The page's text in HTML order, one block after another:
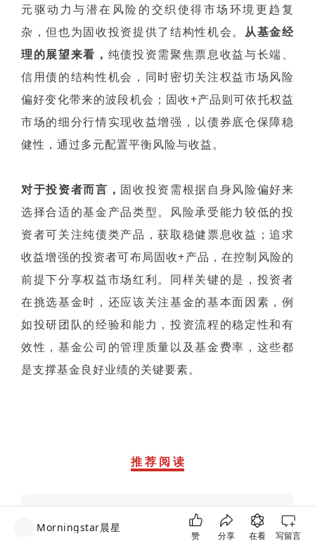
元驱动力与潜在风险的交织使得市场环境更趋复
杂，但也为固收投资提供了结构性机会。 从基金经
理的展望来看， 纯债投资需聚焦票息收益与长端、
信用债的结构性机会，同时密切关注权益市场风险
偏好变化带来的波段机会；固收+产品则可依托权益
市场的细分行情实现收益增强，以债券底仓保障稳
健性，通过多元配置平衡风险与收益。
对于投资者而言， 固收投资需根据自身风险偏好来
选择合适的基金产品类型。风险承受能力较低的投
资者可关注纯债类产品，获取稳健票息收益；追求
收益增强的投资者可布局固收+产品，在控制风险的
前提下分享权益市场红利。同样关键的是，投资者
在挑选基金时，还应该关注基金的基本面因素，例
如投研团队的经验和能力，投资流程的稳定性和有
效性，基金公司的管理质量以及基金费率，这些都
是支撑基金良好业绩的关键要素。
推 荐 阅 读
1 聚焦2026开局，解码基金经理布局思路
Morningstar晨星
赞 分享 在看 写留言